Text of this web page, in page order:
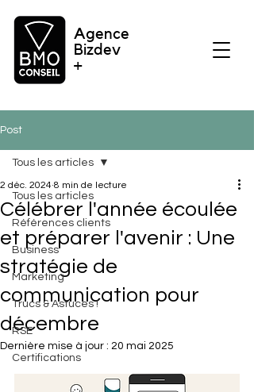
Agence
Bizdev
+
Post
Tous les articles
Références clients
Business
Marketing
Trucs & Astuces !
RSE
Certifications
Tous les articles
Célébrer l'année écoulée
et préparer l'avenir : Une
stratégie de
communication pour
décembre
2 déc. 2024 8 min de lecture
Dernière mise à jour : 20 mai 2025